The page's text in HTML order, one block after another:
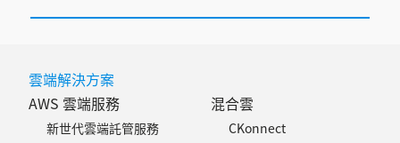
雲端解決方案
AWS 雲端服務
新世代雲端託管服務
混合雲
CKonnect